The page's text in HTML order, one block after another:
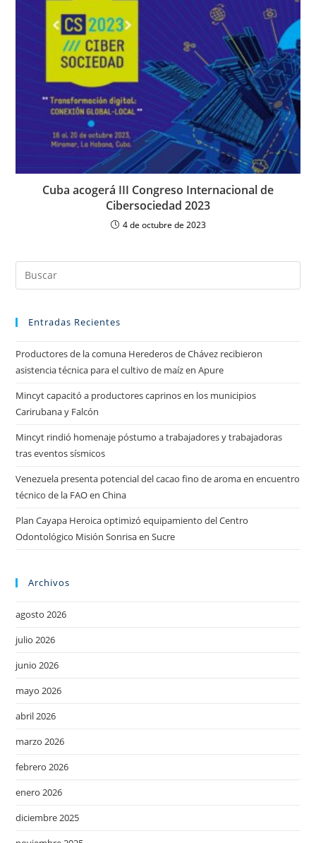
Cuba acogerá III Congreso Internacional de
Cibersociedad 2023
4 de octubre de 2023
Entradas Recientes
Productores de la comuna Herederos de Chávez recibieron
asistencia técnica para el cultivo de maíz en Apure
Mincyt capacitó a productores caprinos en los municipios
Carirubana y Falcón
Mincyt rindió homenaje póstumo a trabajadores y trabajadoras
tras eventos sísmicos
Venezuela presenta potencial del cacao fino de aroma en encuentro
técnico de la FAO en China
Plan Cayapa Heroica optimizó equipamiento del Centro
Odontológico Misión Sonrisa en Sucre
Archivos
agosto 2026
julio 2026
junio 2026
mayo 2026
abril 2026
marzo 2026
febrero 2026
enero 2026
diciembre 2025